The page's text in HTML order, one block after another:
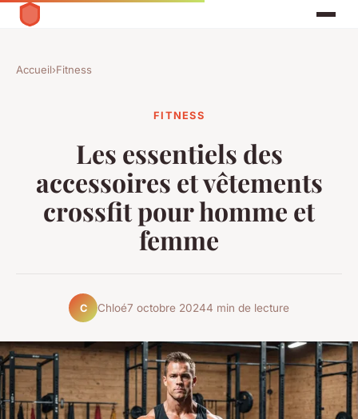
Accueil›Fitness
FITNESS
Les essentiels des
accessoires et vêtements
crossfit pour homme et
femme
C Chloé7 octobre 20244 min de lecture